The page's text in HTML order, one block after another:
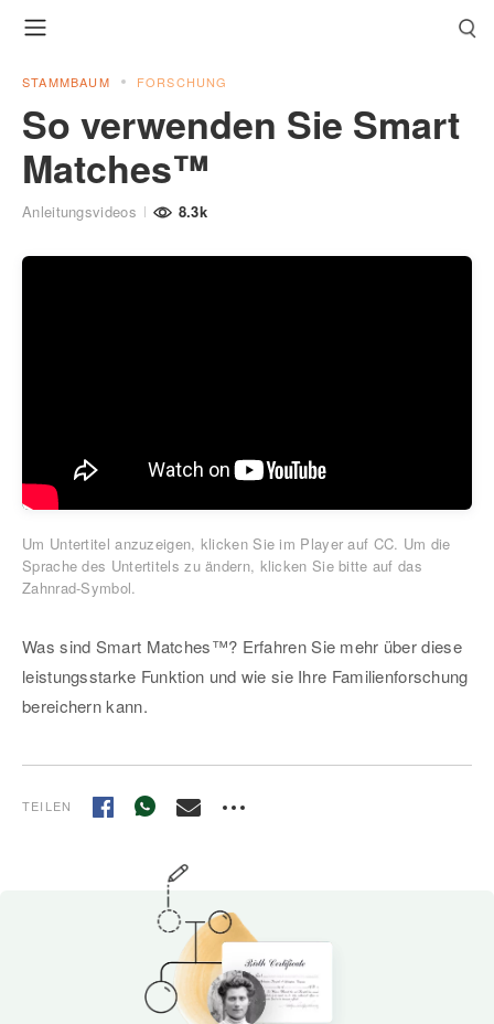
STAMMBAUM FORSCHUNG
So verwenden Sie Smart
Matches™
Anleitungsvideos 8.3k
Um Untertitel anzuzeigen, klicken Sie im Player auf CC. Um die
Sprache des Untertitels zu ändern, klicken Sie bitte auf das
Zahnrad-Symbol.
Was sind Smart Matches™? Erfahren Sie mehr über diese
leistungsstarke Funktion und wie sie Ihre Familienforschung
bereichern kann.
TEILEN